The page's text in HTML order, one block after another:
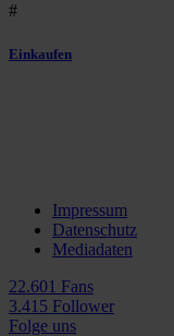
#
Einkaufen
Impressum
Datenschutz
Mediadaten
22.601 Fans
3.415 Follower
Folge uns